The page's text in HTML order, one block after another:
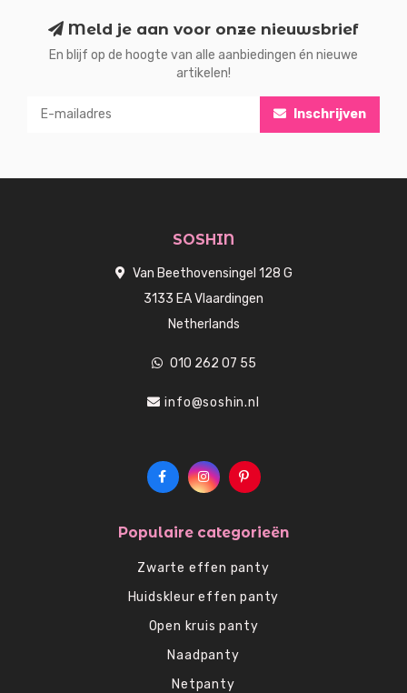
Meld je aan voor onze nieuwsbrief
En blijf op de hoogte van alle aanbiedingen én nieuwe
artikelen!
Inschrijven
SOSHIN
Van Beethovensingel 128 G
3133 EA Vlaardingen
Netherlands
010 262 07 55
info@soshin.nl
Populaire categorieën
Zwarte effen panty
Huidskleur effen panty
Open kruis panty
Naadpanty
Netpanty